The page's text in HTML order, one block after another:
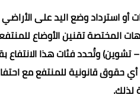
أو استرداد وضع اليد على الأراضي
المختصة تقنين الأوضاع
وتُحدد فئات هذا الانتفاع
حقوق قانونية للمنتفع مع
لذلك.